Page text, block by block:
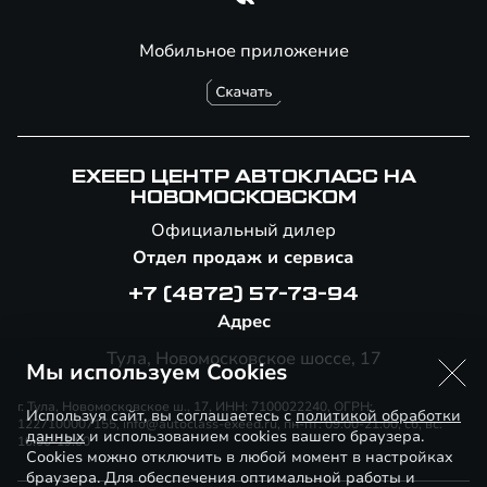
Мобильное приложение
EXEED ЦЕНТР АВТОКЛАСС НА
НОВОМОСКОВСКОМ
Официальный дилер
Отдел продаж и сервиса
+7 (4872) 57-73-94
Адрес
Тула, Новомосковское шоссе, 17
г. Тула, Новомосковское ш., 17, ИНН: 7100022240, ОГРН:
1227100007155, info@autoclass-exeed.ru, пн-пт: 09:00-21:00, сб, вс:
10:00-19:00
Мы используем Cookies
Используя сайт, вы соглашаетесь сполитикой обработки
данныхи использованием cookies вашего браузера.
Cookies можно отключить в любой момент в настройках
браузера. Для обеспечения оптимальной работы и